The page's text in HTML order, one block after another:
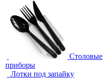
Столовые
приборы
Лотки под запайку